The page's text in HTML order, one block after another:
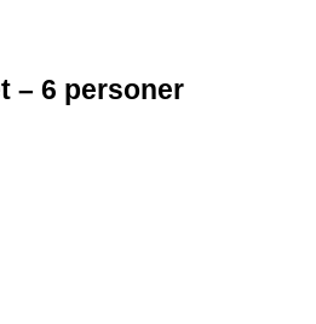
– 6 personer